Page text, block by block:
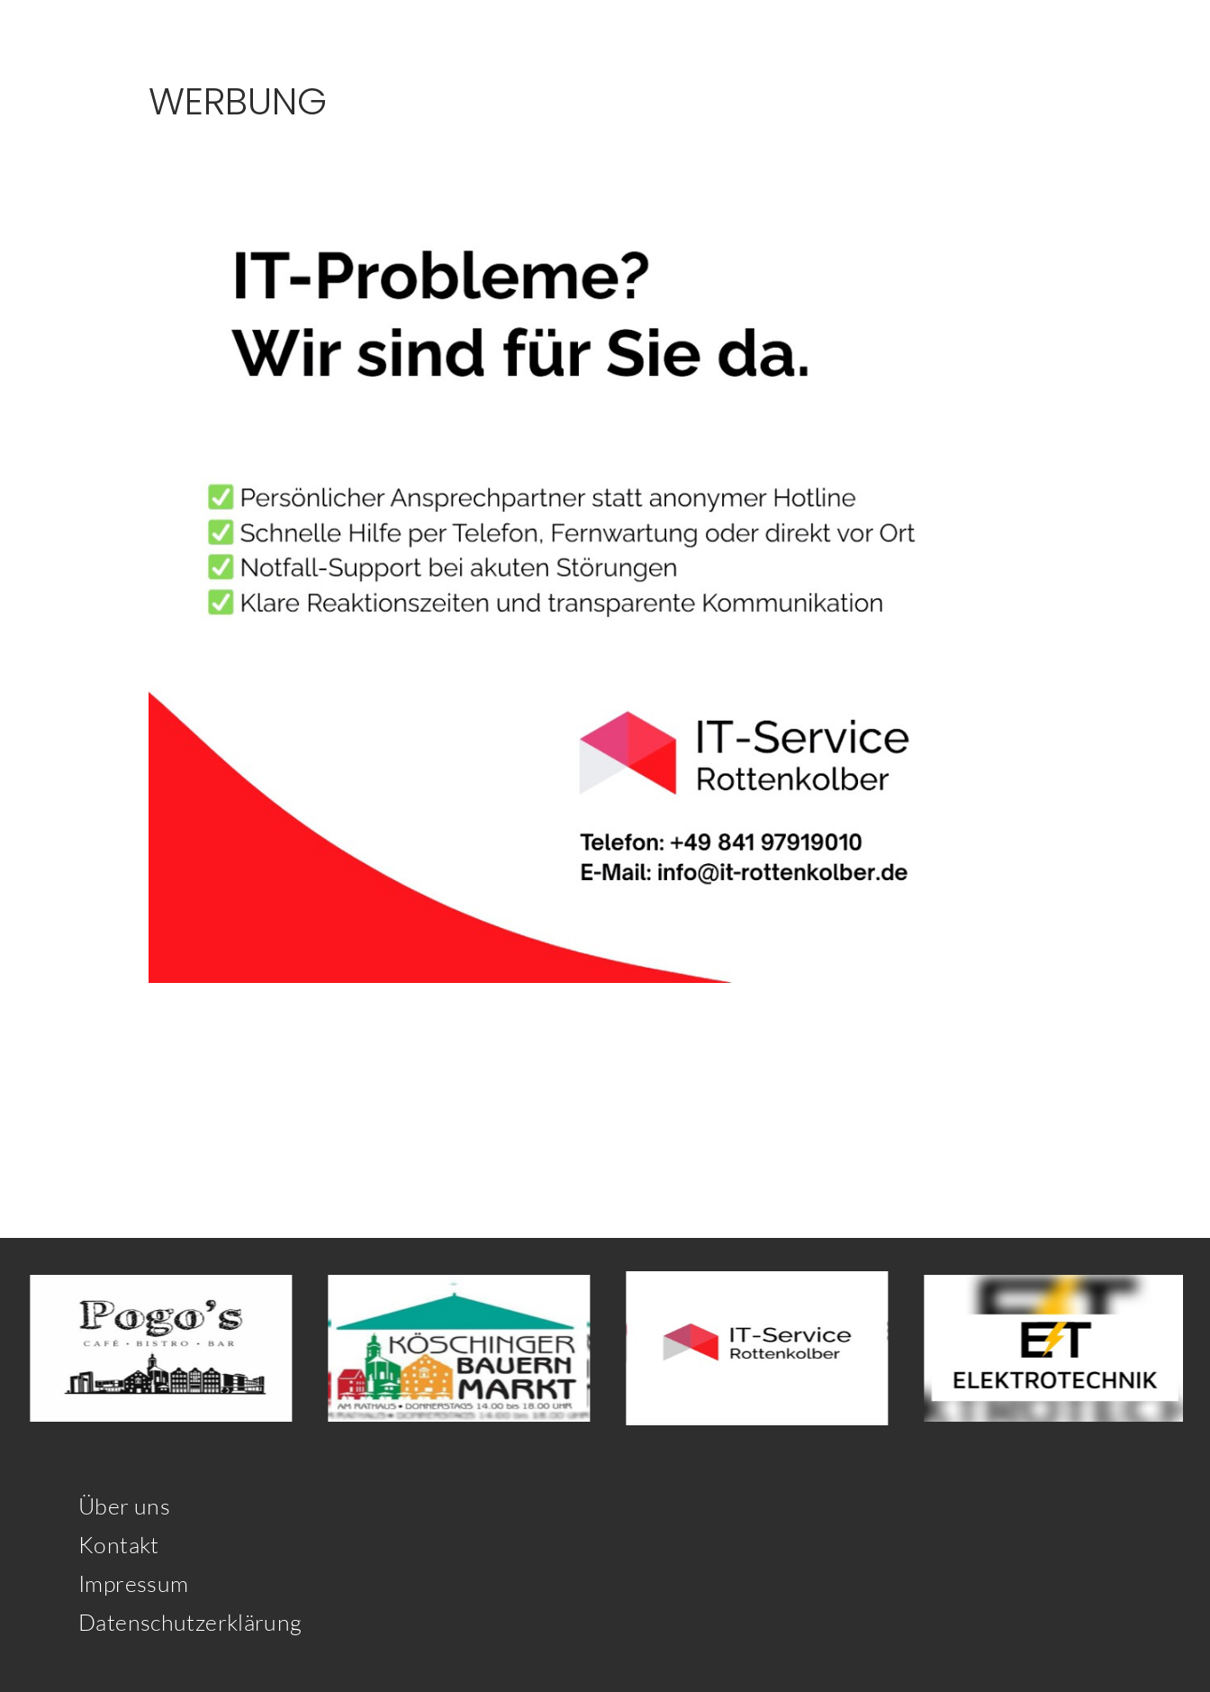
WERBUNG
Über uns
Kontakt
Impressum
Datenschutzerklärung